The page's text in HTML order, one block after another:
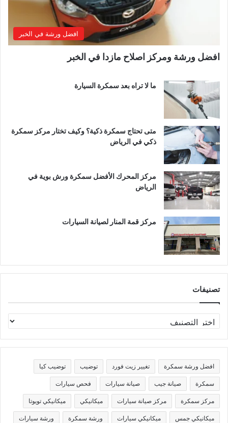
افضل ورشة في الخبر
افضل ورشة ومركز اصلاح مازدا في الخبر
ما لا تراه بعد سمكرة السيارة
متى تحتاج سمكرة ذكية؟ وكيف تختار مركز سمكرة
ذكي في الرياض
مركز المحرك الأفضل سمكرة ورش بوية في
الرياض
مركز قمة المنار لصيانة السيارات
تصنيفات
ص
ن
ف
ا
افضل ورشة سمكرة تغيير زيت فورد توضيب توضيب كيا
سمكرة صيانة جيب صيانة سيارات فحص سيارات
مركز سمكرة مركز صيانة سيارات ميكانيكي ميكانيكي تويوتا
ميكانيكي جمس ميكانيكي سيارات ورشة سمكرة ورشة سيارات